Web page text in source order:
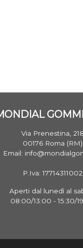
Via Prenestina, 218
00176 Roma (RM)
Email:
P.Iva: 17714311002
Aperti dal lunedì al
08:00/13:00 - 15:30/